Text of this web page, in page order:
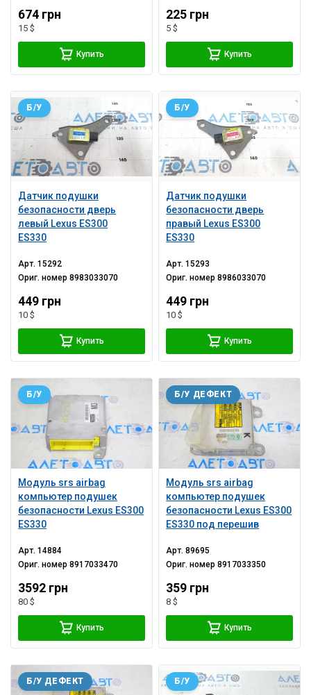
674 грн
15 $
Купить
225 грн
5 $
Купить
Датчик подушки
безопасности дверь
левый Lexus ES300
ES330
Б/У
Арт.15292
Ориг. номер8983033070
449 грн
10 $
Купить
Датчик подушки
безопасности дверь
правый Lexus ES300
ES330
Б/У
Арт.15293
Ориг. номер8986033070
449 грн
10 $
Купить
Модуль srs airbag
компьютер подушек
безопасности Lexus ES300
ES330
Б/У
Арт.14884
Ориг. номер8917033470
3592 грн
80 $
Купить
Модуль srs airbag
компьютер подушек
безопасности Lexus ES300
ES330 под перешив
Б/У ДЕФЕКТ
Арт.89695
Ориг. номер8917033350
359 грн
8 $
Купить
Б/У ДЕФЕКТ Б/У